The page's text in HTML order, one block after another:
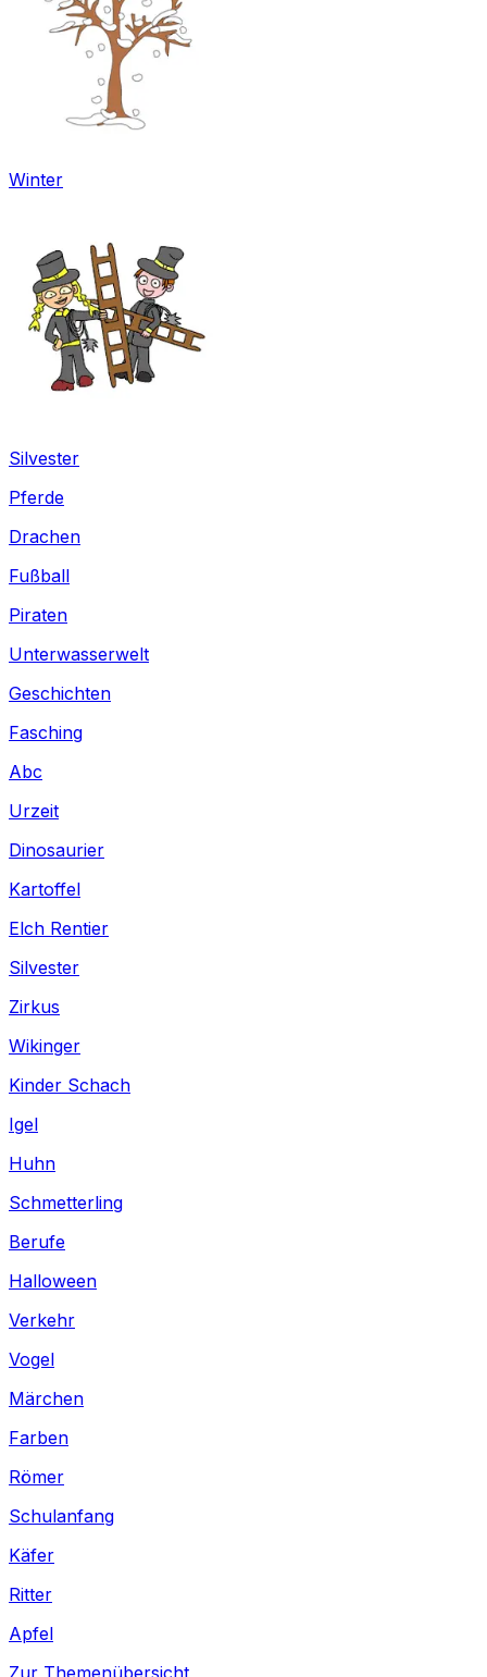
Winter
Silvester
Pferde
Drachen
Fußball
Piraten
Unterwasserwelt
Geschichten
Fasching
Abc
Urzeit
Dinosaurier
Kartoffel
Elch Rentier
Silvester
Zirkus
Wikinger
Kinder Schach
Igel
Huhn
Schmetterling
Berufe
Halloween
Verkehr
Vogel
Märchen
Farben
Römer
Schulanfang
Käfer
Ritter
Apfel
Zur Themenübersicht